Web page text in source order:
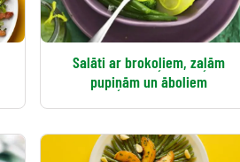
Salāti ar brokoļiem, zaļām
pupiņām un āboliem